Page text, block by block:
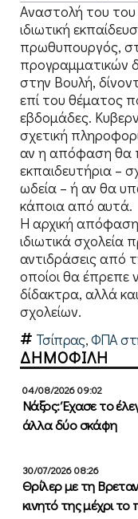
Αναστολή του
ιδιωτική
πρωθυπουργός,
προγραμματικών
στην Βουλή,
επί του θέματος
εβδομάδες.
σχετική
αν η απόφαση θα
εκπαιδευτήρια –
ωδεία – ή αν θα
κάποια από αυτά.
Η αρχική
ιδιωτικά σχολεία
αντιδράσεις από
οποίοι θα
δίδακτρα, αλλά
σχολείων.
Τσίπρας,ΦΠΑ
ΔΗΜΟΦΙΛΗ
04/08/2026 09:02
Νάξος: Έχασε το
άλλα δύο σκάφη
30/07/2026 08:26
Θρίλερ με τη
κινητό της μέχρι